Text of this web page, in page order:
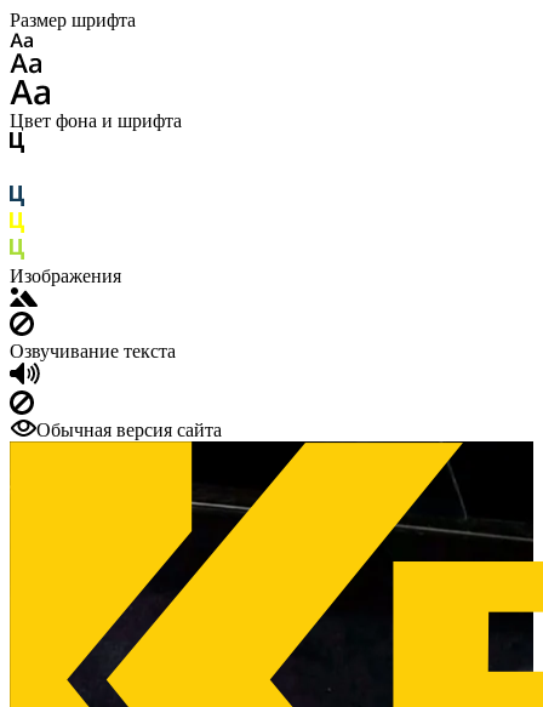
Размер шрифта
Цвет фона и шрифта
Изображения
Озвучивание текста
Обычная версия сайта